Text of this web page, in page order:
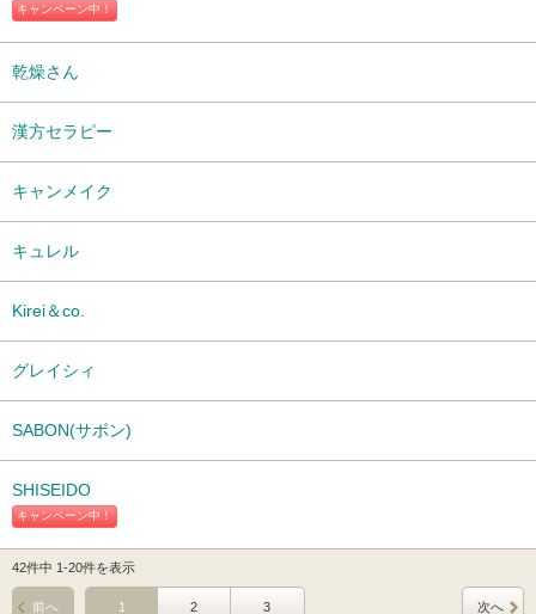
キャンペーン中！
乾燥さん
漢方セラピー
キャンメイク
キュレル
Kirei＆co.
グレイシィ
SABON(サボン)
キャンペーン中！
SHISEIDO
42件中 1-20件を表示
1 2 3
前へ 次へ